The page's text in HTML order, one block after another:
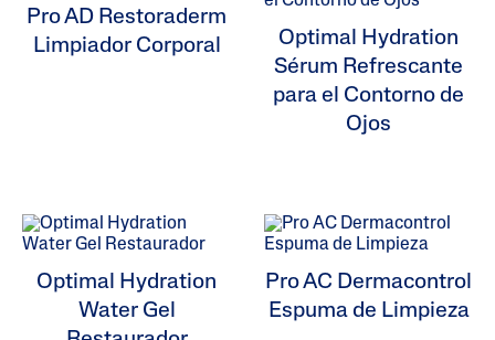
Limpiadores
Pro AD Restoraderm
Limpiador Corporal
Optimal Hydration
Sérum Refrescante
para el Contorno de
Ojos
Optimal Hydration
Water Gel
Pro AC Dermacontrol
Espuma de Limpieza